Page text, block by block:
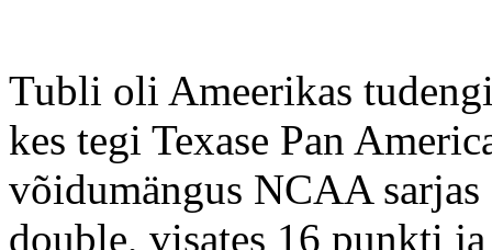
Tubli oli Ameerikas
kes tegi Texase Pan
võidumängus NCAA
double, visates 16 punkti